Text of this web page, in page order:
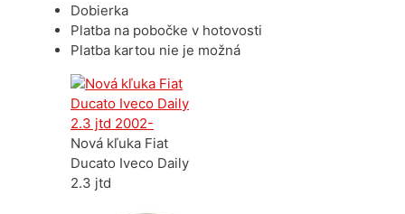
Dobierka
Platba na pobočke v hotovosti
Platba kartou nie je možná
Nová kľuka Fiat
Ducato Iveco Daily
2.3 jtd